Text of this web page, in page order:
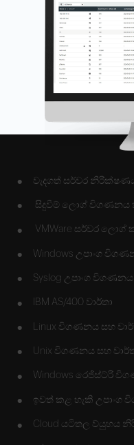
• වැදගත් සර්වර
• සිදුවීම් ලොග් විගණනය
• VMWare සර්වර
• Windows උපාංග
• Syslog උපාංග
• IBM AS/400 වාර්තා
• Linux විගණනය සහ
• Unix විගණනය සහ
• Windows රෙජිස්ට්රි
• ඉවත් කළ හැකි උපාංග
• Cloud යටිතල ව්යුහය